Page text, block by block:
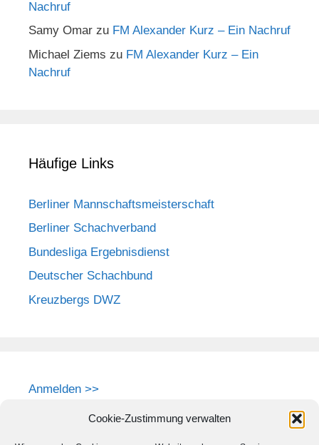
Cookie-Zustimmung verwalten
Nachruf
Samy Omar zu FM Alexander Kurz – Ein Nachruf
Michael Ziems zu FM Alexander Kurz – Ein
Nachruf
Häufige Links
Berliner Mannschaftsmeisterschaft
Berliner Schachverband
Bundesliga Ergebnisdienst
Deutscher Schachbund
Kreuzbergs DWZ
Anmelden >>